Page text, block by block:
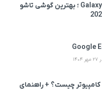
بررسی Galaxy Z Fold8 Ultra ؛ بهترین گوشی تاشو
کامپیوتر چیست؟ + راهنمای